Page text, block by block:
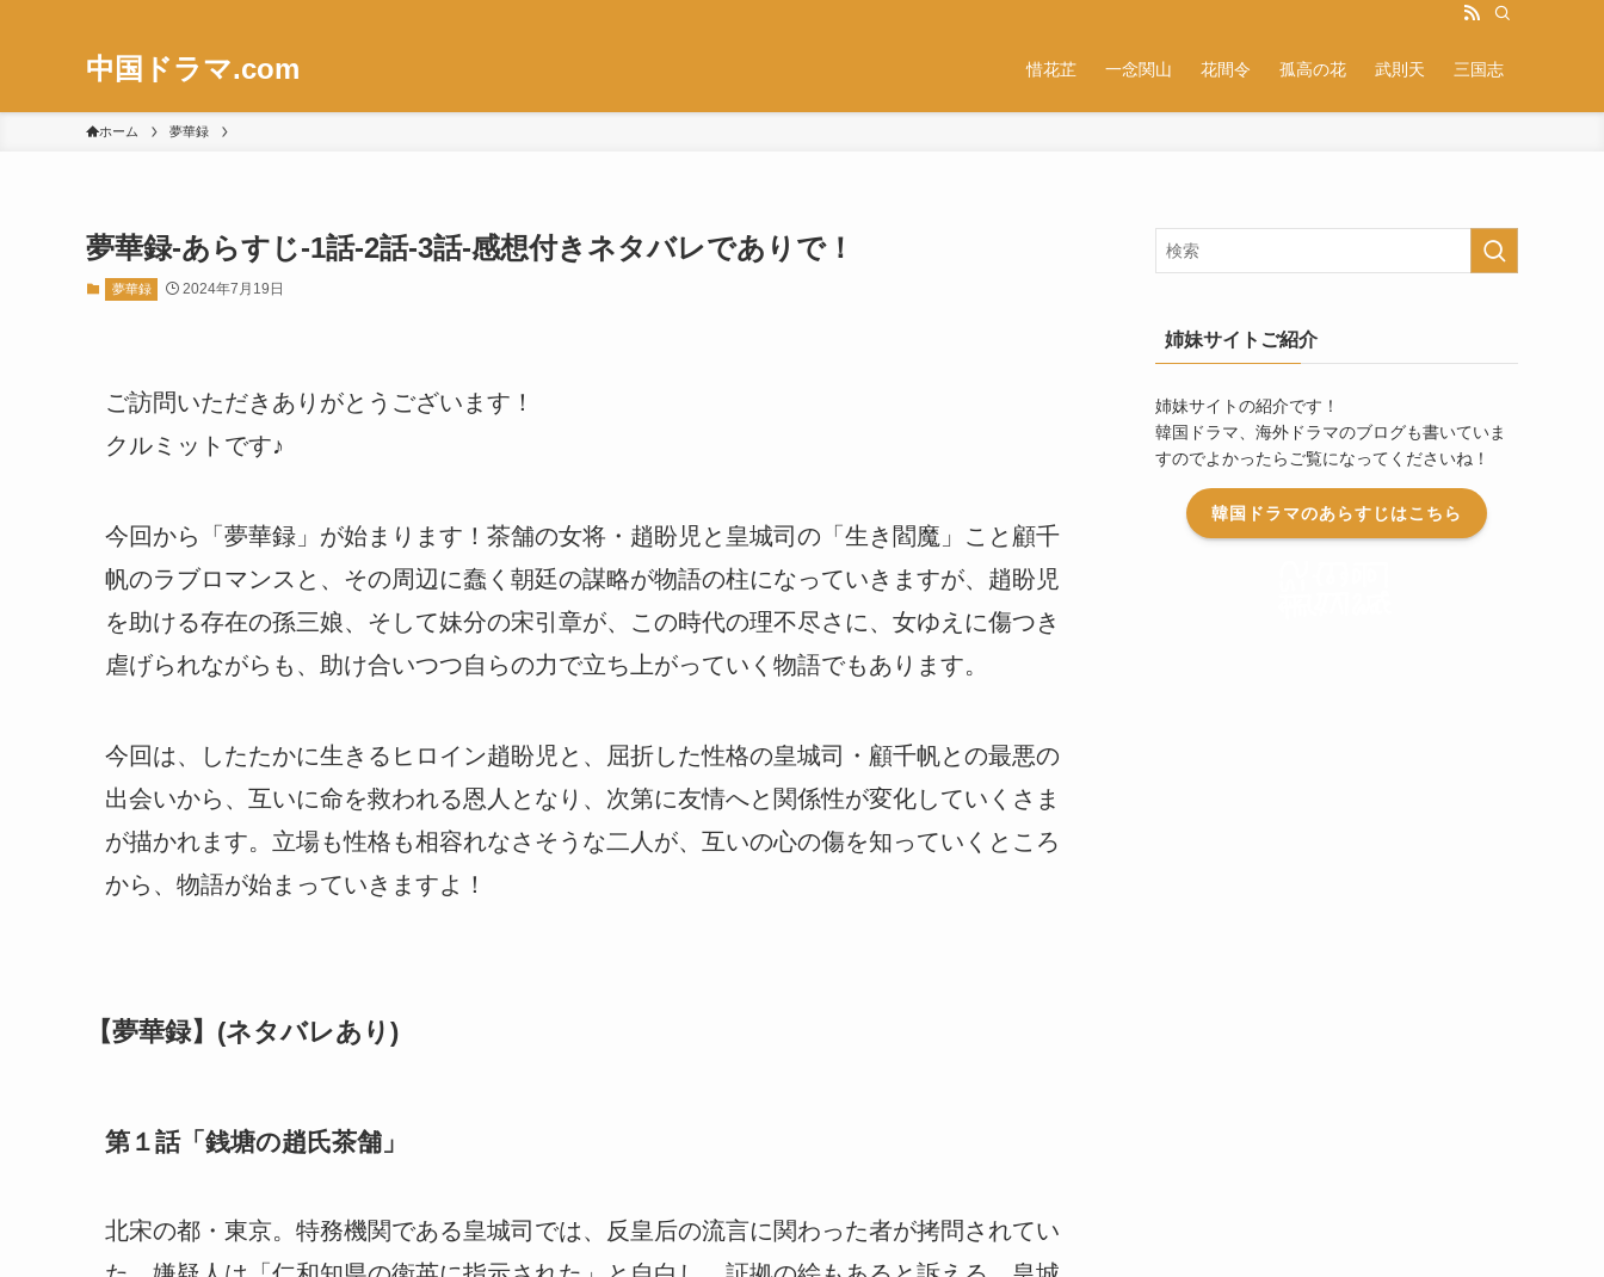
中国ドラマ.com 惜花芷 一念関山 花間令 孤高の花 武則天 三国志
ホーム 夢華録
夢華録-あらすじ-1話-2話-3話-感想付きネタバレでありで！
夢華録 2024年7月19日
ご訪問いただきありがとうございます！
クルミットです♪
今回から「夢華録」が始まります！茶舗の女将・趙盼児と皇城司の「生き閻魔」こと顧千
帆のラブロマンスと、その周辺に蠢く朝廷の謀略が物語の柱になっていきますが、趙盼児
を助ける存在の孫三娘、そして妹分の宋引章が、この時代の理不尽さに、女ゆえに傷つき
虐げられながらも、助け合いつつ自らの力で立ち上がっていく物語でもあります。
今回は、したたかに生きるヒロイン趙盼児と、屈折した性格の皇城司・顧千帆との最悪の
出会いから、互いに命を救われる恩人となり、次第に友情へと関係性が変化していくさま
が描かれます。立場も性格も相容れなさそうな二人が、互いの心の傷を知っていくところ
から、物語が始まっていきますよ！
【夢華録】(ネタバレあり)
第１話「銭塘の趙氏茶舗」
北宋の都・東京。特務機関である皇城司では、反皇后の流言に関わった者が拷問されてい
姉妹サイトご紹介
姉妹サイトの紹介です！
韓国ドラマ、海外ドラマのブログも書いていま
すのでよかったらご覧になってくださいね！
韓国ドラマのあらすじはこちら